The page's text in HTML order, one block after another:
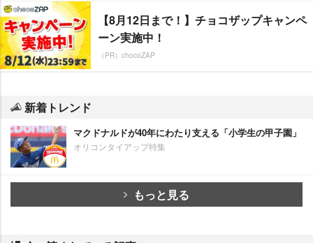
【8月12日まで！】チョコザップキャンペ
ーン実施中！
（PR）chocoZAP
新着トレンド
マクドナルドが40年にわたり支える「小学生の甲子園」
オリコンタイアップ特集
もっと見る